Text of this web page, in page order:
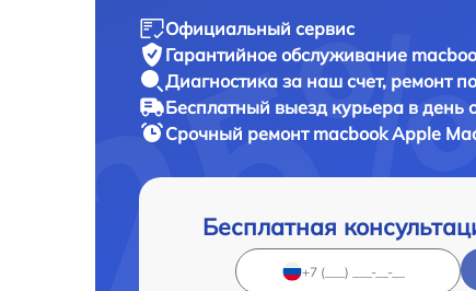
Официальный сервис
Гарантийное обслуживание
Диагностика за наш счет, ремонт
Бесплатный выезд курьера в день
Срочный ремонт macbook Apple
Бесплатная